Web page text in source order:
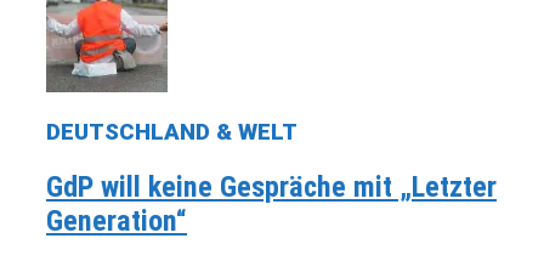
DEUTSCHLAND & WELT
GdP will keine Gespräche mit „Letzter
Generation“